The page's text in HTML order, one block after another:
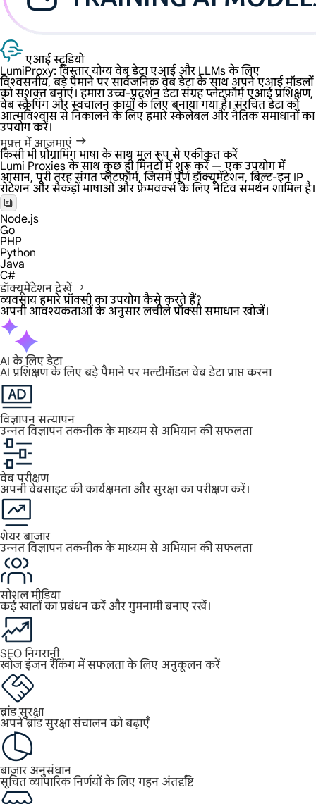
एआई स्टूडियो
LumiProxy: विस्तार योग्य वेब डेटाएआई और LLMs के लिए
विश्वसनीय, बड़े पैमाने पर सार्वजनिक वेब डेटा के साथ अपने एआई मॉडलों
को सशक्त बनाएं। हमारा उच्च-प्रदर्शन डेटा संग्रह प्लेटफ़ॉर्म एआई प्रशिक्षण,
वेब स्क्रैपिंग और स्वचालन कार्यों के लिए बनाया गया है। संरचित डेटा को
आत्मविश्वास से निकालने के लिए हमारे स्केलेबल और नैतिक समाधानों का
उपयोग करें।
मुफ़्त में आज़माएं
किसी भी प्रोग्रामिंग भाषा के साथ मूल रूप से एकीकृत करें
Lumi Proxies के साथ कुछ ही मिनटों में शुरू करें — एक उपयोग में
आसान, पूरी तरह संगत प्लेटफ़ॉर्म, जिसमें पूर्ण डॉक्यूमेंटेशन, बिल्ट-इन IP
रोटेशन और सैकड़ों भाषाओं और फ़्रेमवर्क्स के लिए नेटिव समर्थन शामिल है।
Node.js
Go
PHP
Python
Java
C#
डॉक्यूमेंटेशन देखें
व्यवसाय हमारे प्रॉक्सी का उपयोग कैसे करते हैं?
अपनी आवश्यकताओं के अनुसार लचीले प्रॉक्सी समाधान खोजें।
AI के लिए डेटा
AI प्रशिक्षण के लिए बड़े पैमाने पर मल्टीमॉडल वेब डेटा प्राप्त करना
विज्ञापन सत्यापन
उन्नत विज्ञापन तकनीक के माध्यम से अभियान की सफलता
वेब परीक्षण
अपनी वेबसाइट की कार्यक्षमता और सुरक्षा का परीक्षण करें।
शेयर बाजार
उन्नत विज्ञापन तकनीक के माध्यम से अभियान की सफलता
सोशल मीडिया
कई खातों का प्रबंधन करें और गुमनामी बनाए रखें।
SEO निगरानी
खोज इंजन रैंकिंग में सफलता के लिए अनुकूलन करें
ब्रांड सुरक्षा
अपने ब्रांड सुरक्षा संचालन को बढ़ाएँ
बाज़ार अनुसंधान
सूचित व्यापारिक निर्णयों के लिए गहन अंतर्दृष्टि